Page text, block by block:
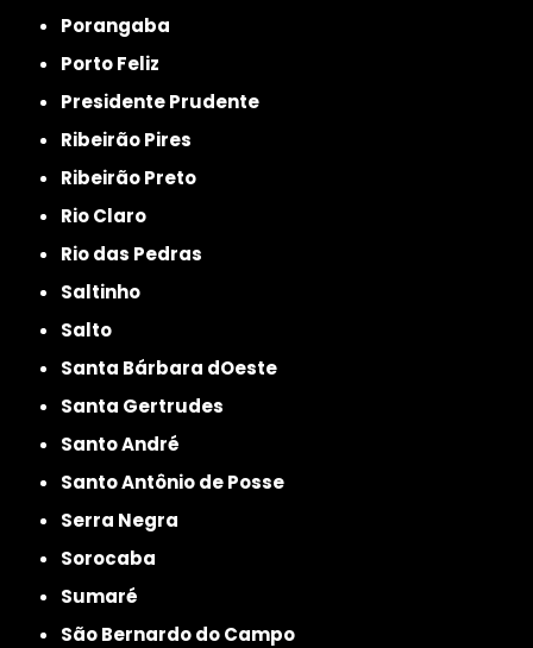
Porangaba
Porto Feliz
Presidente Prudente
Ribeirão Pires
Ribeirão Preto
Rio Claro
Rio das Pedras
Saltinho
Salto
Santa Bárbara dOeste
Santa Gertrudes
Santo André
Santo Antônio de Posse
Serra Negra
Sorocaba
Sumaré
São Bernardo do Campo